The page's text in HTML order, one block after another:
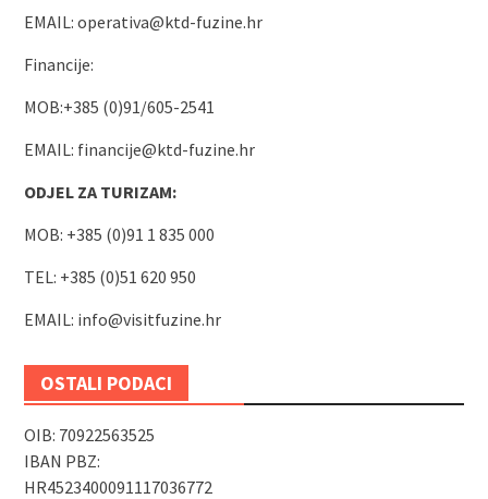
EMAIL: operativa@ktd-fuzine.hr
Financije:
MOB:+385 (0)91/605-2541
EMAIL: financije@ktd-fuzine.hr
ODJEL ZA TURIZAM:
MOB: +385 (0)91 1 835 000
TEL: +385 (0)51 620 950
EMAIL: info@visitfuzine.hr
OSTALI PODACI
OIB: 70922563525
IBAN PBZ:
HR4523400091117036772